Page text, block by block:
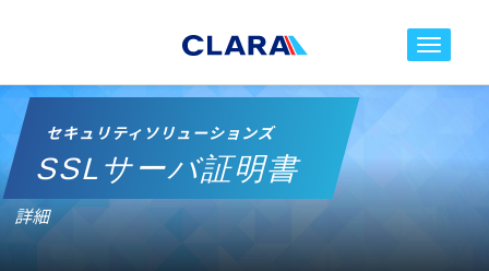
toggle
セキュリティソリューションズ
SSLサーバ証明書
詳細